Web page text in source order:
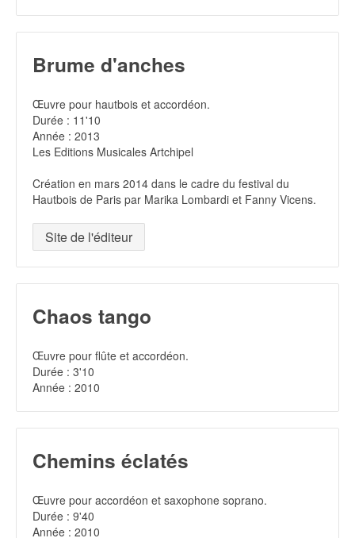
Brume d'anches
Œuvre pour hautbois et accordéon.
Durée : 11'10
Année : 2013
Les Editions Musicales Artchipel
Création en mars 2014 dans le cadre du festival du
Hautbois de Paris par Marika Lombardi et Fanny Vicens.
Site de l'éditeur
Chaos tango
Œuvre pour flûte et accordéon.
Durée : 3'10
Année : 2010
Chemins éclatés
Œuvre pour accordéon et saxophone soprano.
Durée : 9'40
Année : 2010